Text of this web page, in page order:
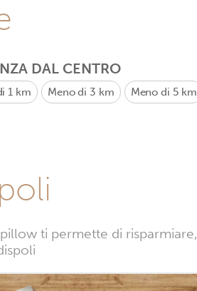
DAL CENTRO
1 km Meno di 3 km Meno di 5 km
ti permette di risparmiare,